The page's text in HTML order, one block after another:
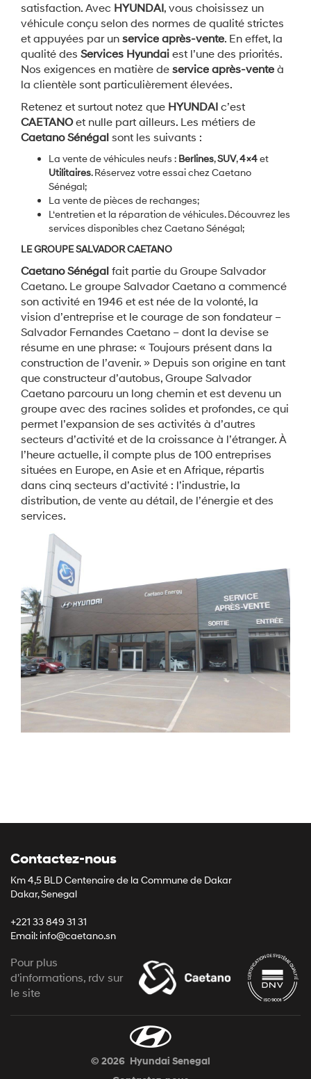
satisfaction. Avec HYUNDAI, vous choisissez un
véhicule conçu selon des normes de qualité strictes
et appuyées par un service après-vente. En effet, la
qualité des Services Hyundai est l’une des priorités.
Nos exigences en matière de service après-vente à
la clientèle sont particulièrement élevées.
Retenez et surtout notez que HYUNDAI c’est
CAETANOet nulle part ailleurs. Les métiers de
Caetano Sénégal sont les suivants :
La vente de véhicules neufs : Berlines,SUV,4×4et
Utilitaires. Réservez votre essai chez Caetano
Sénégal;
La vente de pièces de rechanges;
L‘entretien et la réparation de véhicules. Découvrez les
services disponibles chez Caetano Sénégal;
LE GROUPE SALVADOR CAETANO
Caetano Sénégal fait partie du Groupe Salvador
Caetano. Le groupe Salvador Caetano a commencé
son activité en 1946 et est née de la volonté, la
vision d’entreprise et le courage de son fondateur –
Salvador Fernandes Caetano – dont la devise se
résume en une phrase: « Toujours présent dans la
construction de l’avenir. » Depuis son origine en tant
que constructeur d’autobus, Groupe Salvador
Caetano parcouru un long chemin et est devenu un
groupe avec des racines solides et profondes, ce qui
permet l’expansion de ses activités à d’autres
secteurs d’activité et de la croissance à l’étranger. À
l’heure actuelle, il compte plus de 100 entreprises
situées en Europe, en Asie et en Afrique, répartis
dans cinq secteurs d’activité : l’industrie, la
distribution, de vente au détail, de l’énergie et des
services.
Contactez-nous
Km 4,5 BLD Centenaire de la Commune de Dakar
Dakar, Senegal
+221 33 849 31 31
Email: info@caetano.sn
Pour plus
d'informations, rdv sur
le site
© 2026 Hyundai Senegal